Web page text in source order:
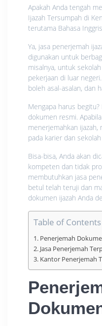
Apakah Anda tengah
Ijazah Tersumpah di
terutama Bahasa
Ya, jasa penerjemah
digunakan untuk
misalnya, untuk
pekerjaan di luar
boleh asal-asalan, dan
Mengapa harus begitu?
dokumen resmi.
menerjemahkan ijazah,
pada karier dan
Bisa-bisa, Anda akan
kompeten dan tidak
membutuhkan jasa
betul telah teruji dan
dokumen ijazah Anda
Table of Contents
Penerjemah
Jasa Penerjemah
Kantor Penerjemah